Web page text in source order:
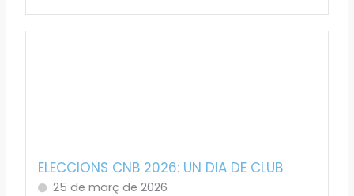
ELECCIONS CNB 2026: UN DIA DE CLUB
25 de març de 2026